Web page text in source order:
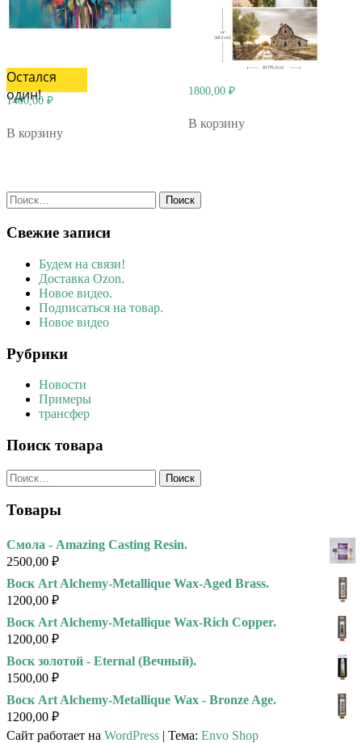
Остался
один!
1400,00 ₽
В корзину
1800,00 ₽
В корзину
Найти:
Свежие записи
Будем на связи!
Доставка Ozon.
Новое видео.
Подписаться на товар.
Новое видео
Рубрики
Новости
Примеры
трансфер
Поиск товара
Найти:
Товары
Смола - Amazing Casting Resin.
2500,00 ₽
Воск Art Alchemy-Metallique Wax-Aged Brass.
1200,00 ₽
Воск Art Alchemy-Metallique Wax-Rich Copper.
1200,00 ₽
Воск золотой - Eternal (Вечный).
1500,00 ₽
Воск Art Alchemy-Metallique Wax - Bronze Age.
1200,00 ₽
Сайт работает на WordPress | Тема: Envo Shop